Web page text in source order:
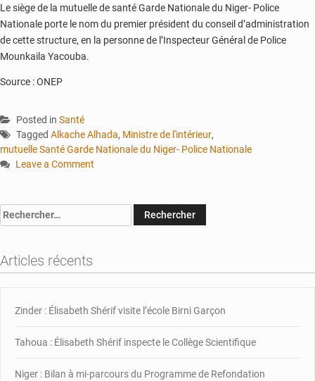
Le siège de la mutuelle de santé Garde Nationale du Niger- Police
Nationale porte le nom du premier président du conseil d’administration
de cette structure, en la personne de l’Inspecteur Général de Police
Mounkaila Yacouba.
Source : ONEP
Posted in Santé
Tagged Alkache Alhada, Ministre de l'intérieur,
mutuelle Santé Garde Nationale du Niger- Police Nationale
Leave a Comment
ministre
à
siège
la
de
Rechercher :
Articles récents
Zinder : Élisabeth Shérif visite l’école Birni Garçon
Tahoua : Élisabeth Shérif inspecte le Collège Scientifique
Niger : Bilan à mi-parcours du Programme de Refondation